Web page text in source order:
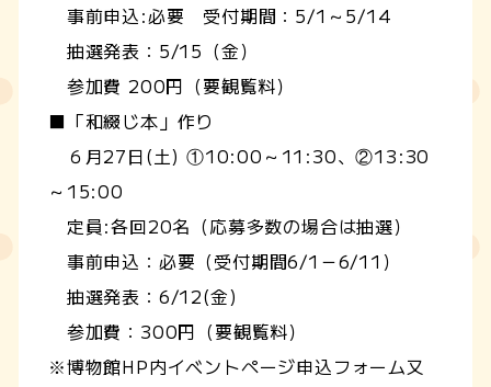
事前申込:必要 受付期間：5/1～5/14
抽選発表：5/15（金）
参加費 200円（要観覧料）
■「和綴じ本」作り
６月27日(土) ①10:00～11:30、②13:30
～15:00
定員:各回20名（応募多数の場合は抽選）
事前申込：必要（受付期間6/1－6/11）
抽選発表：6/12(金)
参加費：300円（要観覧料）
※博物館HP内イベントページ申込フォーム又